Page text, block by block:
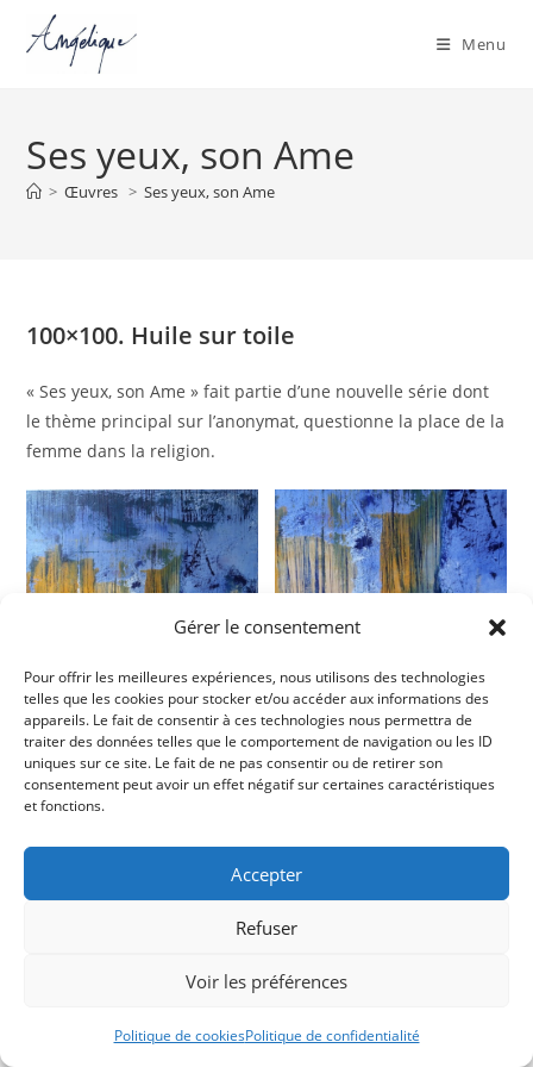
Gérer le consentement
Pour offrir les meilleures expériences, nous utilisons des technologies
telles que les cookies pour stocker et/ou accéder aux informations des
appareils. Le fait de consentir à ces technologies nous permettra de
traiter des données telles que le comportement de navigation ou les ID
uniques sur ce site. Le fait de ne pas consentir ou de retirer son
consentement peut avoir un effet négatif sur certaines caractéristiques
et fonctions.
Accepter
Refuser
Voir les préférences
Politique de cookiesPolitique de confidentialité
content
Menu
Ses yeux, son Ame
> Œuvres > Ses yeux, son Ame
100×100. Huile sur toile
« Ses yeux, son Ame » fait partie d’une nouvelle série dont
le thème principal sur l’anonymat, questionne la place de la
femme dans la religion.
Politique de cookies (UE)